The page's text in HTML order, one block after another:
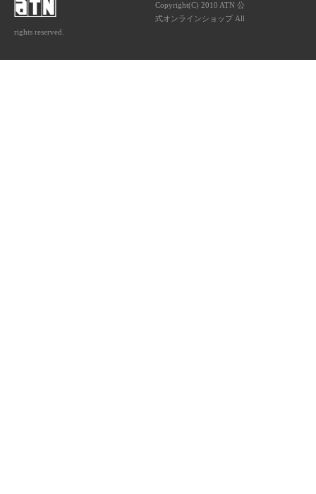
Copyright(C) 2010 ATN 公
式オンラインショップ All
rights reserved.